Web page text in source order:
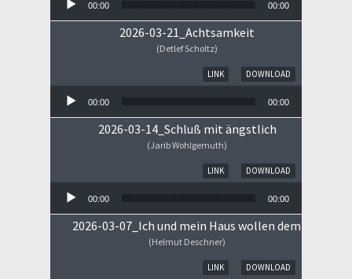
00:00 00:00
2026-03-21_Achtsamkeit
(Detlef Scholtz)
DOWNLOAD
LINK
00:00 00:00
2026-03-14_Schluß mit ängstlich
(Jarib Wohlgemuth)
DOWNLOAD
LINK
00:00 00:00
2026-03-07_Ich und mein Haus wollen dem HERRN
(Helmut Deschner)
DOWNLOAD
LINK